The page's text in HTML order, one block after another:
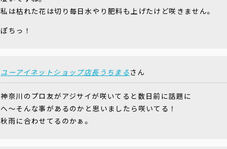
私は枯れた花は切り毎日水やり肥料も上げたけど咲きません。
ぽちっ！
ユーアイネットショップ店長うちまる さん
神奈川のプロ友がアジサイが咲いてると数日前に話題に
へ～そんな事があるのかと思いましたら咲いてる！
秋雨に合わせてるのかぁ。